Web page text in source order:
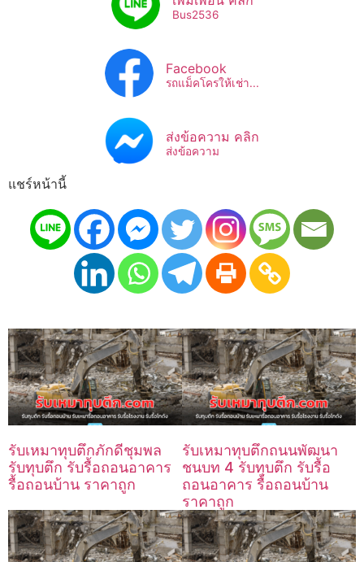
Bus2536​
Facebook
รถแม็คโครให้เช่า...
ส่งข้อความ คลิก
ส่งข้อความ
แชร์หน้านี้
รับเหมาทุบตึกภักดีชุมพล
รับทุบตึก รับรื้อถอนอาคาร
รื้อถอนบ้าน ราคาถูก
รับเหมาทุบตึกถนนพัฒนา
ชนบท 4 รับทุบตึก รับรื้อ
ถอนอาคาร รื้อถอนบ้าน
ราคาถูก